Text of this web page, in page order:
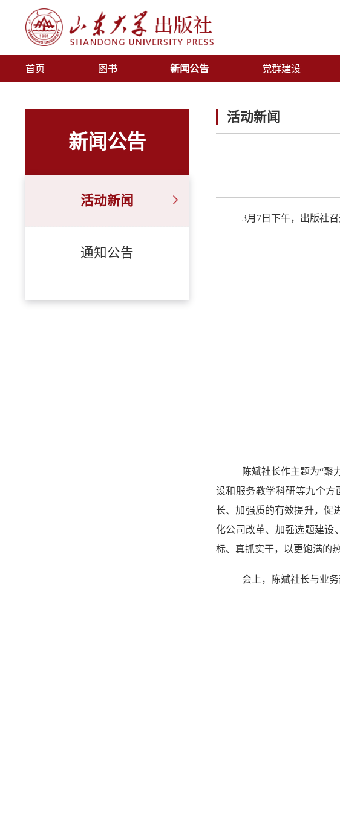
首页 图书 新闻公告 党群建设
新闻公告
活动新闻
通知公告
活动新闻
3月7日下午，出版社
陈斌社长作主题为“聚
设和服务教学科研等九个方
长、加强质的有效提升，促
化公司改革、加强选题建设
标、真抓实干，以更饱满的
会上，陈斌社长与业